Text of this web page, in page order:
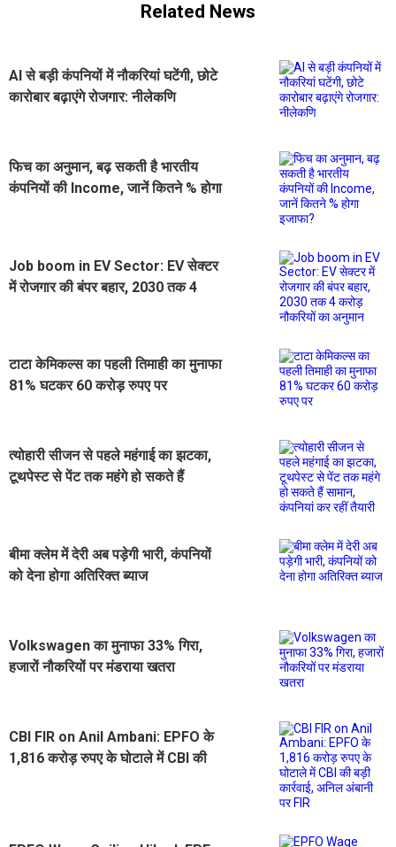
Related News
AI से बड़ी कंपनियों में नौकरियां घटेंगी, छोटे
कारोबार बढ़ाएंगे रोजगार: नीलेकणि
फिच का अनुमान, बढ़ सकती है भारतीय
कंपनियों की Income, जानें कितने % होगा
Job boom in EV Sector: EV सेक्टर
में रोजगार की बंपर बहार, 2030 तक 4
टाटा केमिकल्स का पहली तिमाही का मुनाफा
81% घटकर 60 करोड़ रुपए पर
त्योहारी सीजन से पहले महंगाई का झटका,
टूथपेस्ट से पेंट तक महंगे हो सकते हैं
बीमा क्लेम में देरी अब पड़ेगी भारी, कंपनियों
को देना होगा अतिरिक्त ब्याज
Volkswagen का मुनाफा 33% गिरा,
हजारों नौकरियों पर मंडराया खतरा
CBI FIR on Anil Ambani: EPFO के
1,816 करोड़ रुपए के घोटाले में CBI की